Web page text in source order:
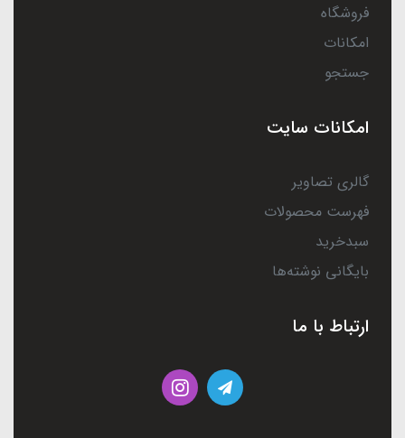
فروشگاه
امکانات
جستجو
امکانات سایت
گالری تصاویر
فهرست محصولات
سبدخرید
بایگانی نوشته‌ها
ارتباط با ما